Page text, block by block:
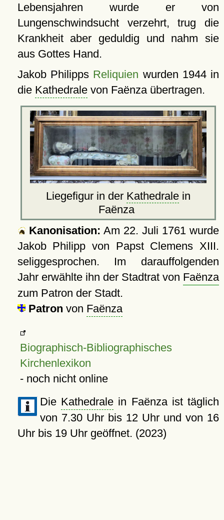
Lebensjahren wurde er von
Lungenschwindsucht verzehrt, trug die
Krankheit aber geduldig und nahm sie
aus Gottes Hand.
Jakob Philipps Reliquien wurden 1944 in
die Kathedralevon Faënza übertragen.
Liegefigur in der Kathedralein
Faënza
Kanonisation: Am 22. Juli 1761wurde
Jakob Philipp von Papst Clemens XIII.
seliggesprochen. Im darauffolgenden
Jahr erwählte ihn der Stadtrat von Faënza
zum Patron der Stadt.
Patron von Faënza
Biographisch-Bibliographisches
Kirchenlexikon
- noch nicht online
Die Kathedrale in Faënza ist täglich
von 7.30 Uhr bis 12 Uhr und von 16
Uhr bis 19 Uhr geöffnet. (2023)